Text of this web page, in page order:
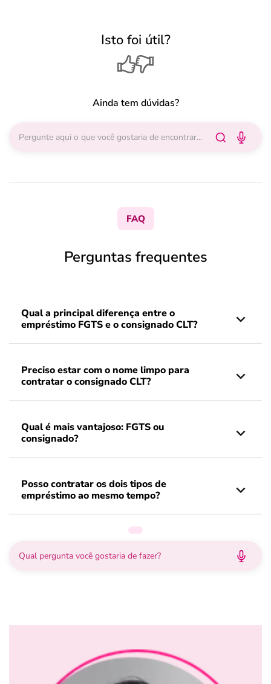
Isto foi útil?
Ainda tem dúvidas?
FAQ
Perguntas frequentes
Qual a principal diferença entre o
empréstimo FGTS e o consignado CLT?
Preciso estar com o nome limpo para
contratar o consignado CLT?
Qual é mais vantajoso: FGTS ou
consignado?
Posso contratar os dois tipos de
empréstimo ao mesmo tempo?